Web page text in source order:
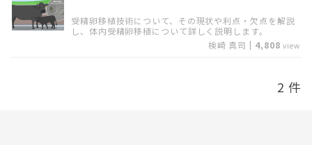
受精卵移植技術について、その現状や利点・欠点を解説
し、体内受精卵移植について詳しく説明します。
検崎 真司 | 4,808view
2 件